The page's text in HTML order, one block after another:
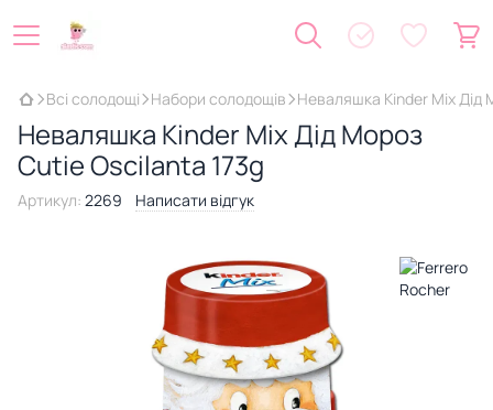
Всі солодощі Набори солодощів Неваляшка Kinder Mix Дід
Неваляшка Kinder Mix Дід Мороз
Cutie Oscilanta 173g
Артикул: 2269 Написати відгук